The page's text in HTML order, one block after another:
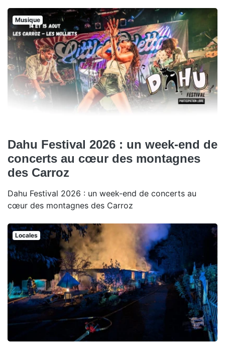
Musique
Dahu Festival 2026 : un week-end de
concerts au cœur des montagnes
des Carroz
Dahu Festival 2026 : un week-end de concerts au
cœur des montagnes des Carroz
Locales